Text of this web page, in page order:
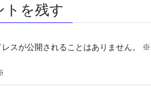
トを残す
レスが公開されることはありません。 ※